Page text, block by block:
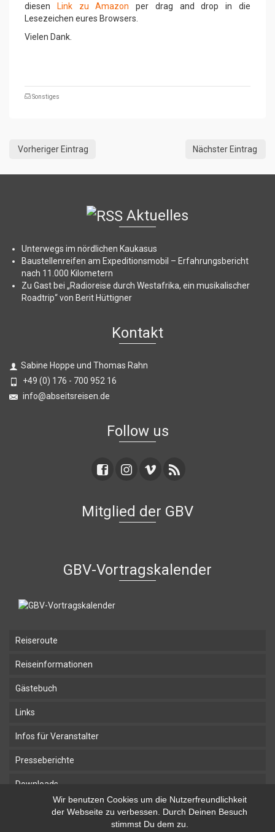
Wir benutzen Cookies um die Nutzerfreundlichkeit
der Webseite zu verbessen. Durch Deinen Besuch
stimmst Du dem zu.
diesen
Link zu Amazon per drag and drop in die
Lesezeichen eures Browsers.
Vielen Dank.
Sonstiges
Vorheriger Eintrag Nächster Eintrag
Aktuelles
Unterwegs im nördlichen Kaukasus
Baustellenreifen am Expeditionsmobil – Erfahrungsbericht
nach 11.000 Kilometern
Zu Gast bei „Radioreise durch Westafrika, ein musikalischer
Roadtrip“ von Berit Hüttigner
Kontakt
Sabine Hoppe und Thomas Rahn
+49 (0) 176 - 700 952 16
info@abseitsreisen.de
Follow us
Mitglied der GBV
GBV-Vortragskalender
Reiseroute
Reiseinformationen
Gästebuch
Links
Infos für Veranstalter
Presseberichte
Downloads